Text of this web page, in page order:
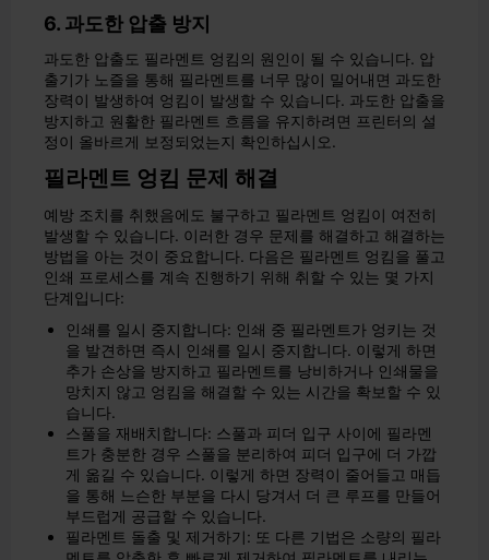
6. 과도한 압출 방지
과도한 압출도 필라멘트 엉킴의 원인이 될 수 있습니다. 압
출기가 노즐을 통해 필라멘트를 너무 많이 밀어내면 과도한
장력이 발생하여 엉킴이 발생할 수 있습니다. 과도한 압출을
방지하고 원활한 필라멘트 흐름을 유지하려면 프린터의 설
정이 올바르게 보정되었는지 확인하십시오.
필라멘트 엉킴 문제 해결
예방 조치를 취했음에도 불구하고 필라멘트 엉킴이 여전히
발생할 수 있습니다. 이러한 경우 문제를 해결하고 해결하는
방법을 아는 것이 중요합니다. 다음은 필라멘트 엉킴을 풀고
인쇄 프로세스를 계속 진행하기 위해 취할 수 있는 몇 가지
단계입니다:
인쇄를 일시 중지합니다: 인쇄 중 필라멘트가 엉키는 것
을 발견하면 즉시 인쇄를 일시 중지합니다. 이렇게 하면
추가 손상을 방지하고 필라멘트를 낭비하거나 인쇄물을
망치지 않고 엉킴을 해결할 수 있는 시간을 확보할 수 있
습니다.
스풀을 재배치합니다: 스풀과 피더 입구 사이에 필라멘
트가 충분한 경우 스풀을 분리하여 피더 입구에 더 가깝
게 옮길 수 있습니다. 이렇게 하면 장력이 줄어들고 매듭
을 통해 느슨한 부분을 다시 당겨서 더 큰 루프를 만들어
부드럽게 공급할 수 있습니다.
필라멘트 돌출 및 제거하기: 또 다른 기법은 소량의 필라